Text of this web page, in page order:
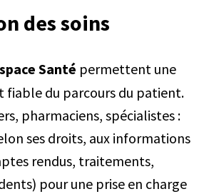
des soins
Santé permettent une
fiable du parcours du patient.
pharmaciens, spécialistes :
ses droits, aux informations
rendus, traitements,
pour une prise en charge